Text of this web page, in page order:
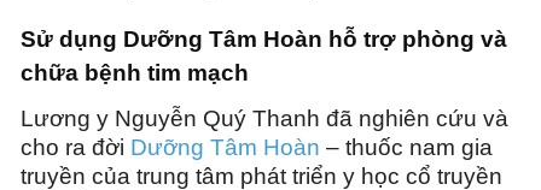
Sử dụng Dưỡng Tâm Hoàn hỗ trợ phòng và
chữa bệnh tim mạch
Lương y Nguyễn Quý Thanh đã nghiên cứu và
cho ra đời Dưỡng Tâm Hoàn – thuốc nam gia
truyền của trung tâm phát triển y học cổ truyền